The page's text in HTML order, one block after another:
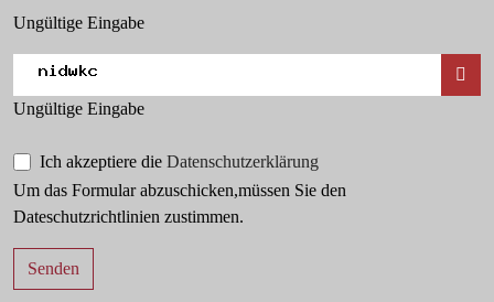
Ungültige Eingabe
Ungültige Eingabe
Ich akzeptiere die Datenschutzerklärung
Um das Formular abzuschicken,müssen Sie den
Dateschutzrichtlinien zustimmen.
Senden